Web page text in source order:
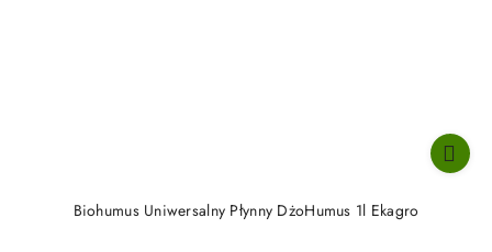
Biohumus Uniwersalny Płynny DżoHumus 1l Ekagro